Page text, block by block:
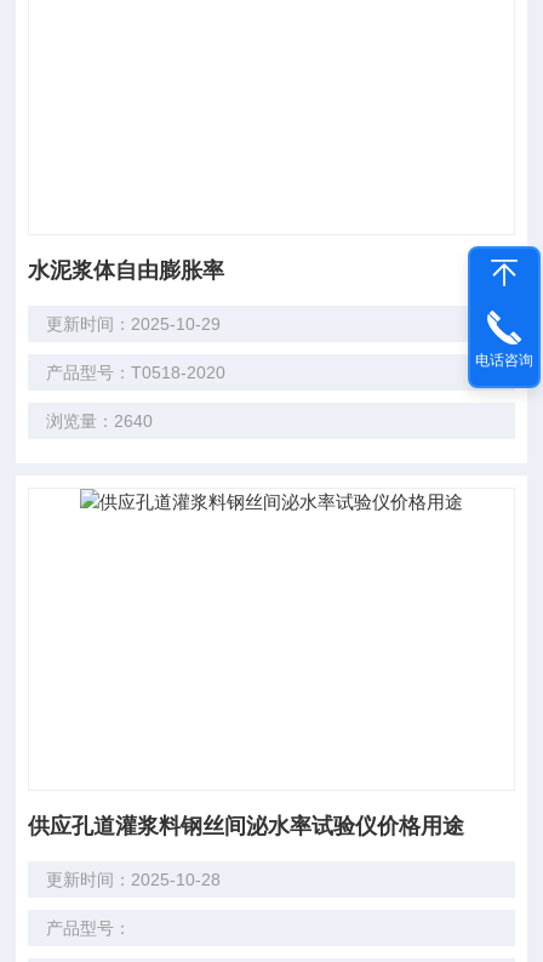
水泥浆体自由膨胀率
更新时间：2025-10-29
产品型号：T0518-2020
浏览量：2640
供应孔道灌浆料钢丝间泌水率试验仪价格用途
更新时间：2025-10-28
产品型号：
电话咨询